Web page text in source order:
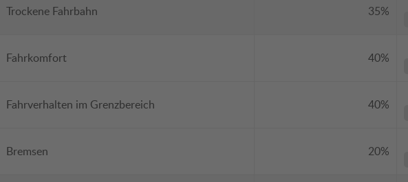
Trockene Fahrbahn 35%
Fahrkomfort 40%
Fahrverhalten im Grenzbereich 40%
Bremsen 20%